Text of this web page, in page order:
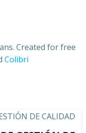
Created for free
Colibri